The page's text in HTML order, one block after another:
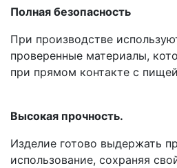
Полная безопасность
При производстве
проверенные материалы,
при прямом контакте с пищей
Высокая прочность.
Изделие готово выдержать
использование, сохраняя